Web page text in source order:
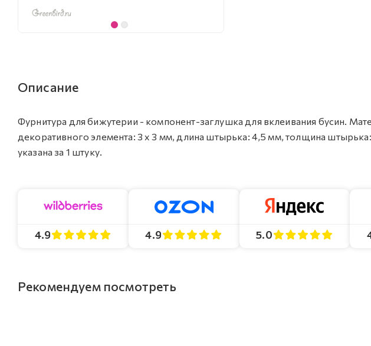
Описание
Фурнитура для бижутерии - компонент-заглушка для вклеивания бусин.
декоративного элемента: 3 х 3 мм, длина штырька: 4,5 мм, толщина
указана за 1 штуку.
4.9 4.9 5.0
Рекомендуем посмотреть